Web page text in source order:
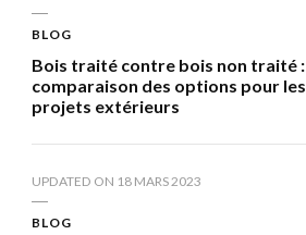
BLOG
Bois traité contre bois non traité :
comparaison des options pour les
projets extérieurs
UPDATED ON 18 MARS 2023
BLOG